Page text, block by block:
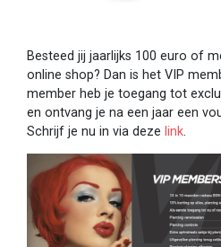
Besteed jij jaarlijks 100 euro of
online shop? Dan is het VIP
member heb je toegang tot
en ontvang je na een jaar een
Schrijf je nu in via deze link.